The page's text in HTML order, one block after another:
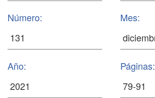
Número: Mes:
Año: Páginas: